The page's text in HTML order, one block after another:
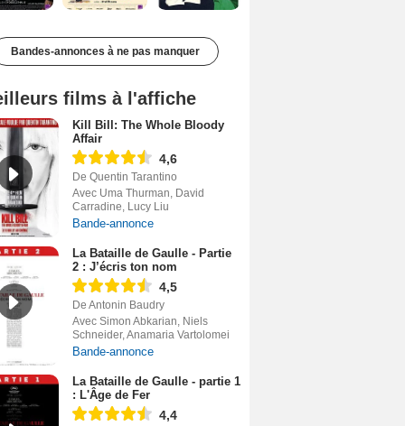
Bandes-annonces à ne pas manquer
films à l'affiche
Kill Bill: The Whole Bloody
Affair
4,6
De Quentin Tarantino
Avec Uma Thurman, David
Carradine, Lucy Liu
Bande-annonce
La Bataille de Gaulle - Partie
2 : J’écris ton nom
4,5
De Antonin Baudry
Avec Simon Abkarian, Niels
Schneider, Anamaria Vartolomei
Bande-annonce
La Bataille de Gaulle - partie 1
: L'Âge de Fer
4,4